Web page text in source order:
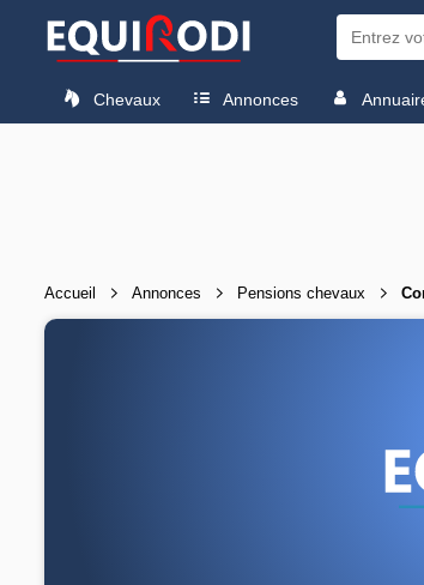
Chevaux Annonces
Accueil Annonces Pensions chevaux